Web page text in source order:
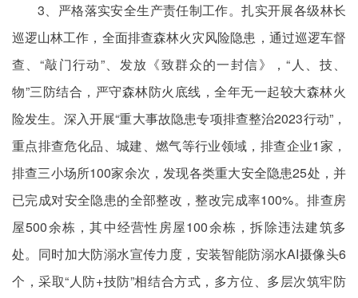
3、严格落实安全生产责任制工作。扎实开展各级林长
巡逻山林工作，全面排查森林火灾风险隐患，通过巡逻车督
查、“敲门行动”、发放《致群众的一封信》，“人、技、
物”三防结合，严守森林防火底线，全年无一起较大森林火
险发生。深入开展“重大事故隐患专项排查整治2023行动”，
重点排查危化品、城建、燃气等行业领域，排查企业1家，
排查三小场所100家余次，发现各类重大安全隐患25处，并
已完成对安全隐患的全部整改，整改完成率100%。排查房
屋500余栋，其中经营性房屋100余栋，拆除违法建筑多
处。同时加大防溺水宣传力度，安装智能防溺水AI摄像头6
个，采取“人防+技防”相结合方式，多方位、多层次筑牢防